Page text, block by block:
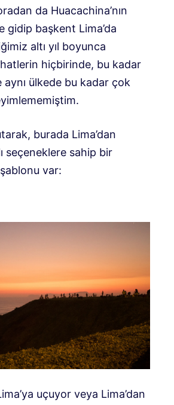
da Huacachina’nın
gidip başkent Lima’da
altı yıl boyunca
hiçbirinde, bu kadar
aynı ülkede bu kadar çok
burada Lima’dan
seçeneklere sahip bir
var:
uçuyor veya Lima’dan